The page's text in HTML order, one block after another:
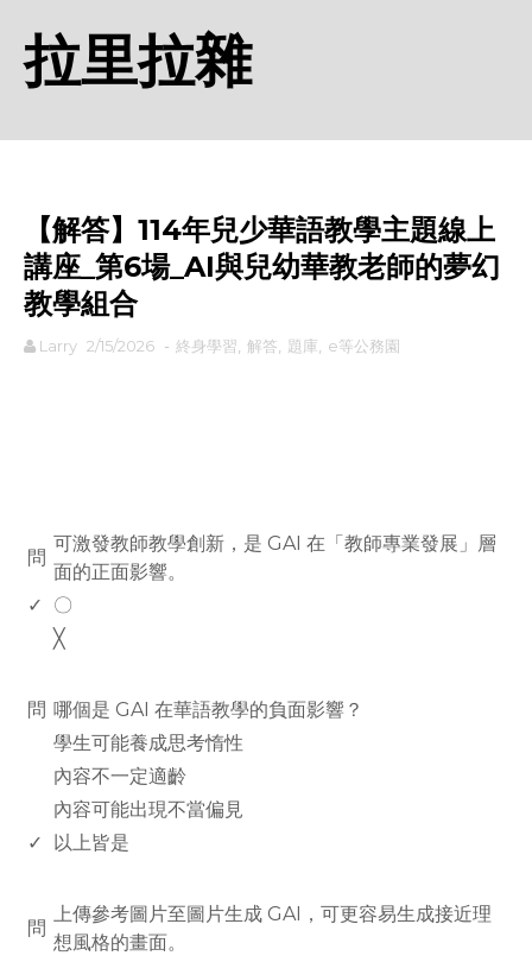
拉里拉雜
【解答】114年兒少華語教學主題線上
講座_第6場_AI與兒幼華教老師的夢幻
教學組合
Larry 2/15/2026 - 終身學習 解答 題庫 e等公務園
問
可激發教師教學創新，是 GAI 在「教師專業發展」層
面的正面影響。
✓
〇
╳
問 哪個是 GAI 在華語教學的負面影響？
學生可能養成思考惰性
內容不一定適齡
內容可能出現不當偏見
✓
以上皆是
問
上傳參考圖片至圖片生成 GAI，可更容易生成接近理
想風格的畫面。